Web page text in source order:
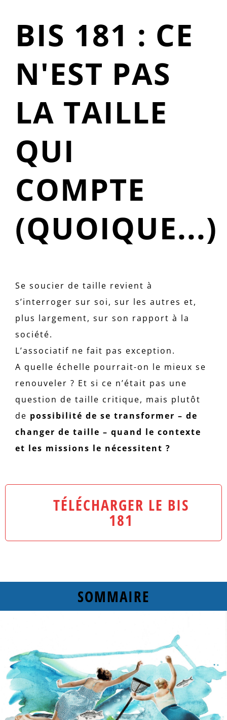
BIS 181 : CE
N'EST PAS
LA TAILLE
QUI
COMPTE
(QUOIQUE...)
Se soucier de taille revient à
s’interroger sur soi, sur les autres et,
plus largement, sur son rapport à la
société.
L’associatif ne fait pas exception.
A quelle échelle pourrait-on le mieux se
renouveler ? Et si ce n’était pas une
question de taille critique, mais plutôt
de possibilité de se transformer – de
changer de taille – quand le contexte
et les missions le nécessitent ?
TÉLÉCHARGER LE BIS
181
SOMMAIRE